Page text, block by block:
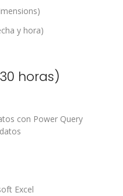
y hora)
horas)
con Power Query
Excel